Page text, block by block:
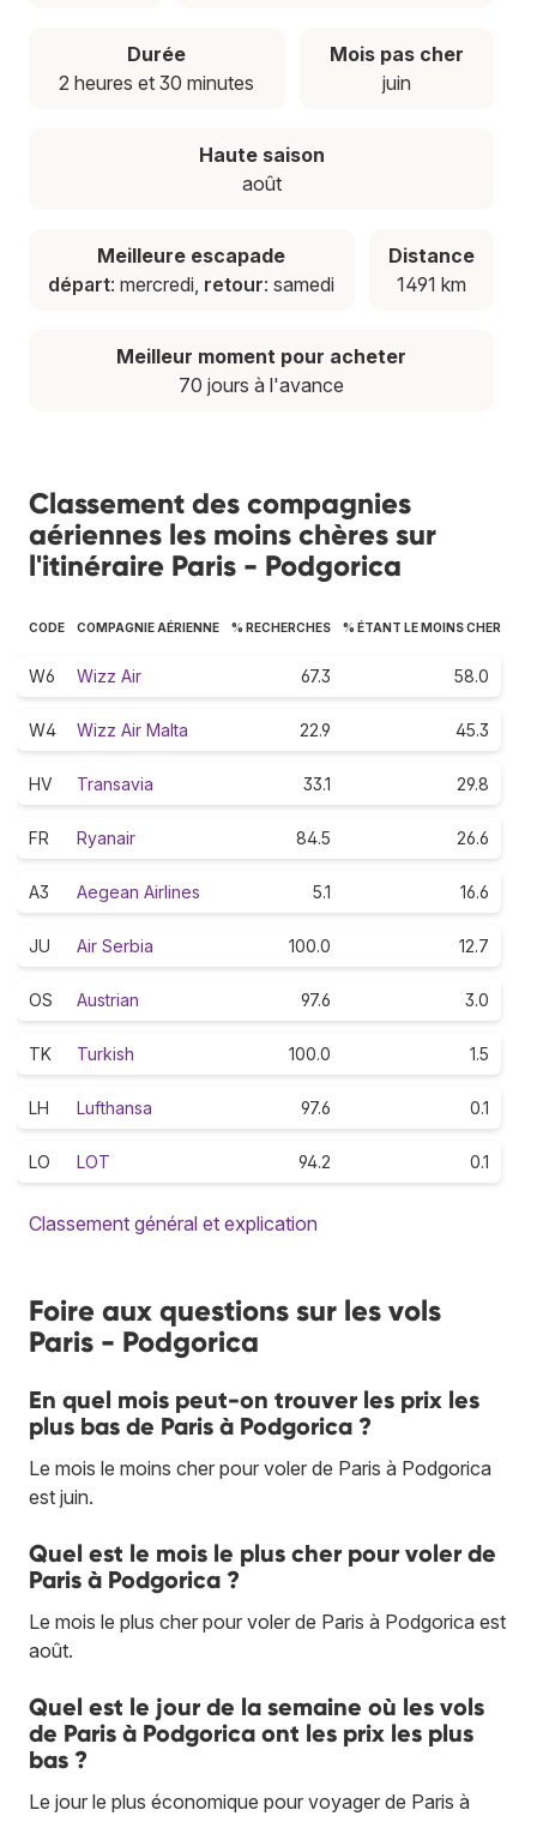
Durée
2 heures et 30 minutes
Mois pas cher
juin
Haute saison
août
Meilleure escapade
départ: mercredi, retour: samedi
Distance
1491 km
Meilleur moment pour acheter
70 jours à l'avance
Classement des compagnies
aériennes les moins chères sur
l'itinéraire Paris - Podgorica
CODE COMPAGNIE AÉRIENNE % RECHERCHES % ÉTANT LE MOINS CHER
W6 Wizz Air 67.3 58.0
W4 Wizz Air Malta 22.9 45.3
HV Transavia 33.1 29.8
FR Ryanair 84.5 26.6
A3 Aegean Airlines 5.1 16.6
JU Air Serbia 100.0 12.7
OS Austrian 97.6 3.0
TK Turkish 100.0 1.5
LH Lufthansa 97.6 0.1
LO LOT 94.2 0.1
Classement général et explication
Foire aux questions sur les vols
Paris - Podgorica
En quel mois peut-on trouver les prix les
plus bas de Paris à Podgorica ?
Le mois le moins cher pour voler de Paris à Podgorica
est juin.
Quel est le mois le plus cher pour voler de
Paris à Podgorica ?
Le mois le plus cher pour voler de Paris à Podgorica est
août.
Quel est le jour de la semaine où les vols
de Paris à Podgorica ont les prix les plus
bas ?
Le jour le plus économique pour voyager de Paris à